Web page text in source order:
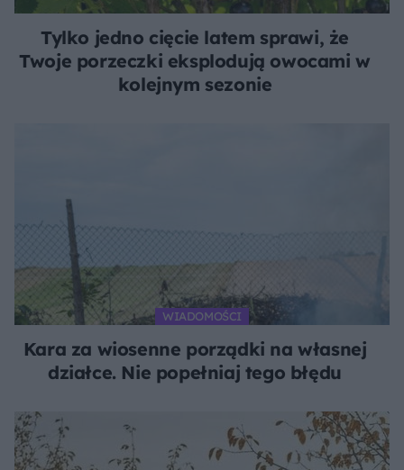
Tylko jedno cięcie latem sprawi, że
Twoje porzeczki eksplodują owocami w
kolejnym sezonie
WIADOMOŚCI
Kara za wiosenne porządki na własnej
działce. Nie popełniaj tego błędu